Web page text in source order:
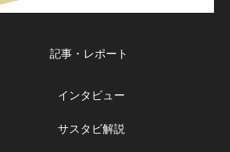
記事・レポート
インタビュー
サスタビ解説